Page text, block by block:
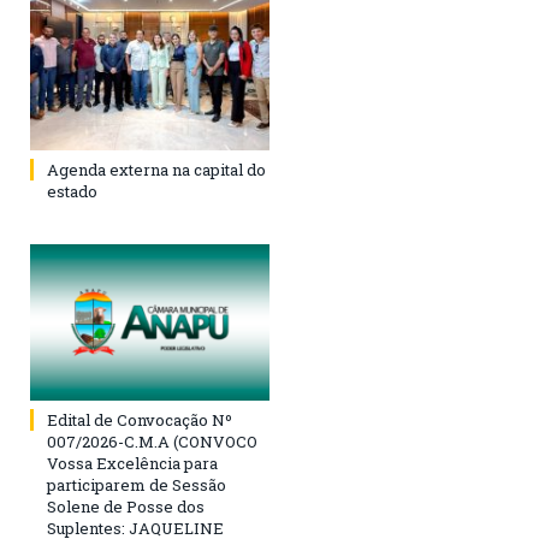
Agenda externa na capital do
estado
Edital de Convocação Nº
007/2026-C.M.A (CONVOCO
Vossa Excelência para
participarem de Sessão
Solene de Posse dos
Suplentes: JAQUELINE